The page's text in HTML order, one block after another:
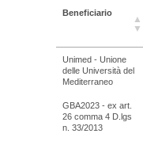
Beneficiario
Unimed - Unione
delle Università del
Mediterraneo
GBA2023 - ex art.
26 comma 4 D.lgs
n. 33/2013